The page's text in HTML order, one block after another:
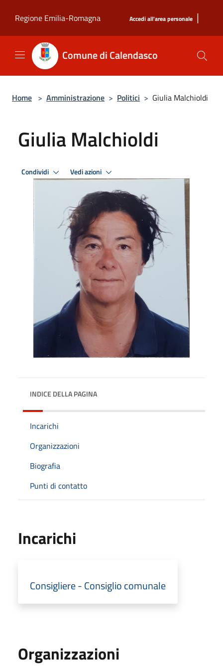
Regione Emilia-Romagna
Accedi all'area personale |
Comune di Calendasco
Home > Amministrazione > Politici > Giulia Malchioldi
Giulia Malchioldi
Condividi Vedi azioni
INDICE DELLA PAGINA
Incarichi
Organizzazioni
Biografia
Punti di contatto
Incarichi
Consigliere - Consiglio comunale
Organizzazioni